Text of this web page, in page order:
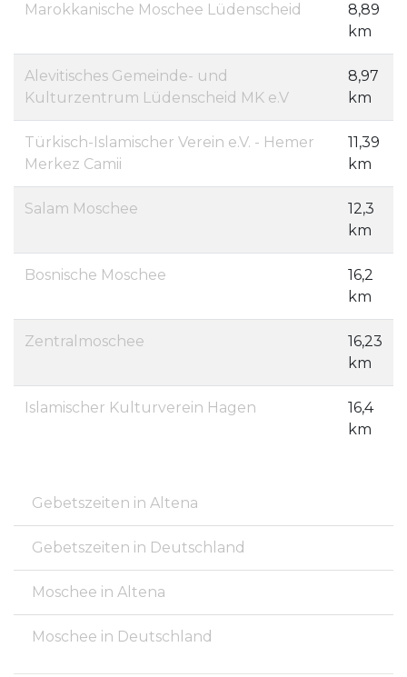
Marokkanische Moschee Lüdenscheid
8,89
km
Alevitisches Gemeinde- und
Kulturzentrum Lüdenscheid MK e.V
8,97
km
Türkisch-Islamischer Verein e.V. - Hemer
Merkez Camii
11,39
km
Salam Moschee
12,3
km
Bosnische Moschee
16,2
km
Zentralmoschee
16,23
km
Islamischer Kulturverein Hagen
16,4
km
Gebetszeiten in Altena
Gebetszeiten in Deutschland
Moschee in Altena
Moschee in Deutschland